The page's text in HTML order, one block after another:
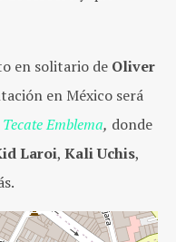
en solitario de Oliver
en México será
Emblema, donde
Laroi, Kali Uchis,